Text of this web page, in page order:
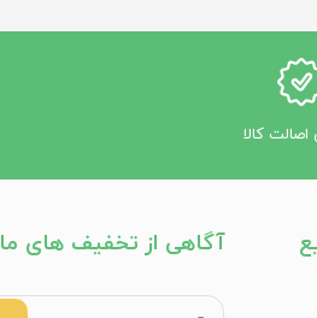
کالا
آگاهی از تخفیف های ما